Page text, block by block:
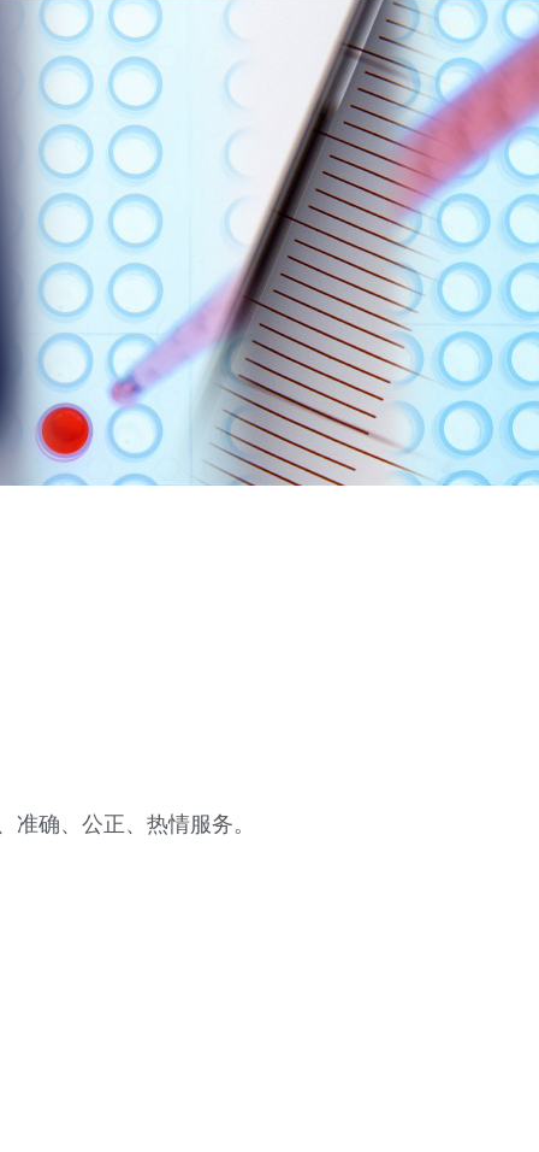
确、公正、热情服务。